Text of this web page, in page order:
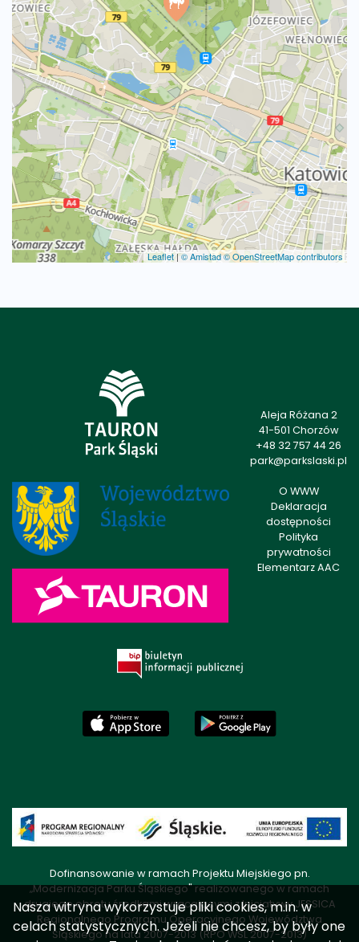
Leaflet|© Amistad© OpenStreetMap contributors
Aleja Różana 2
41-501 Chorzów
+48 32 757 44 26
park@parkslaski.pl
O WWW
Deklaracja
dostępności
Polityka
prywatności
Elementarz AAC
Dofinansowanie w ramach Projektu Miejskiego pn.
„Modernizacja Parku Śląskiego" realizowanego w ramach
drugiego obrotu środkami wracającymi z Inicjatywy JESSICA
Regionalnego Programu Operacyjnego Województwa
Śląskiego na lata 2007-2013 (RPO WSL 2007-2013)
Nasza witryna wykorzystuje pliki cookies, m.in. w
celach statystycznych. Jeżeli nie chcesz, by były one